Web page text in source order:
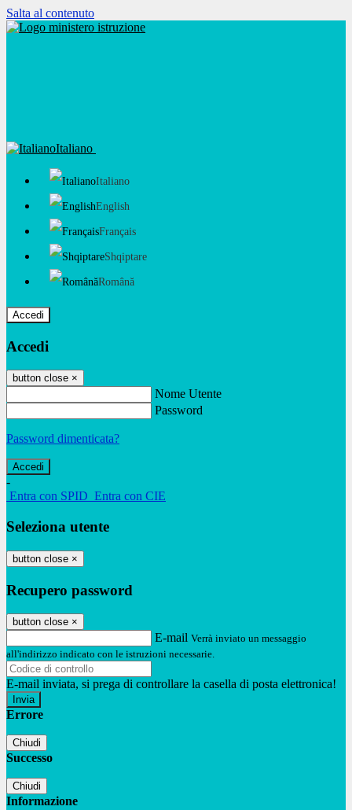
Salta al contenuto
Italiano
Italiano
English
Français
Shqiptare
Română
Accedi
Accedi
button close ×
Nome Utente
Password
Password dimenticata?
-
Entra con SPID Entra con CIE
Seleziona utente
button close ×
Recupero password
button close ×
E-mail Verrà inviato un messaggio
all'indirizzo indicato con le istruzioni necessarie.
E-mail inviata, si prega di controllare la casella di posta elettronica!
Errore
Chiudi
Successo
Chiudi
Informazione